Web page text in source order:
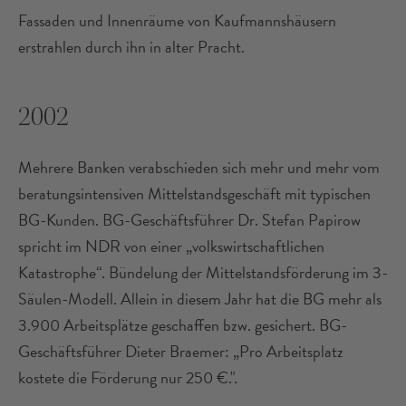
Fassaden und Innenräume von Kaufmannshäusern
erstrahlen durch ihn in alter Pracht.
2002
Mehrere Banken verabschieden sich mehr und mehr vom
beratungsintensiven Mittelstandsgeschäft mit typischen
BG-Kunden. BG-Geschäftsführer Dr. Stefan Papirow
spricht im NDR von einer „volkswirtschaftlichen
Katastrophe“. Bündelung der Mittelstandsförderung im 3-
Säulen-Modell. Allein in diesem Jahr hat die BG mehr als
3.900 Arbeitsplätze geschaffen bzw. gesichert. BG-
Geschäftsführer Dieter Braemer: „Pro Arbeitsplatz
kostete die Förderung nur 250 €.".